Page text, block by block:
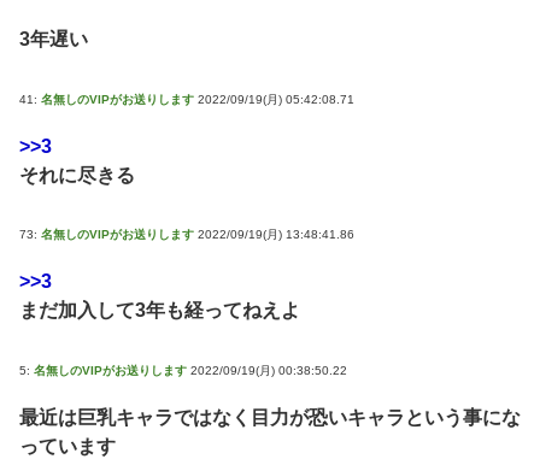
3年遅い
41: 名無しのVIPがお送りします 2022/09/19(月) 05:42:08.71
>>3
それに尽きる
73: 名無しのVIPがお送りします 2022/09/19(月) 13:48:41.86
>>3
まだ加入して3年も経ってねえよ
5: 名無しのVIPがお送りします 2022/09/19(月) 00:38:50.22
最近は巨乳キャラではなく目力が恐いキャラという事にな
っています